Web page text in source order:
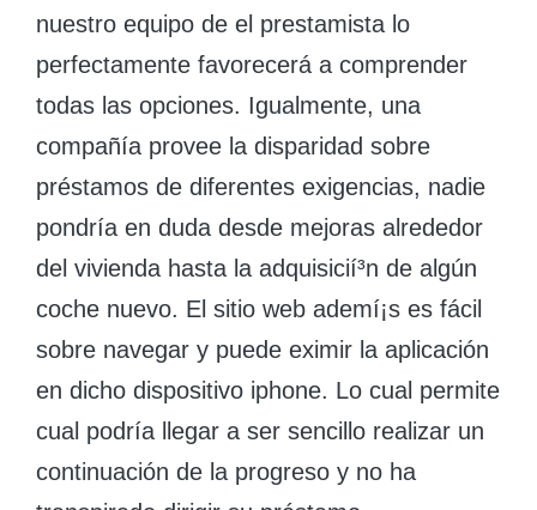
nuestro equipo de el prestamista lo
perfectamente favorecerá a comprender
todas las opciones. Igualmente, una
compañía provee la disparidad sobre
préstamos de diferentes exigencias, nadie
pondrí­a en duda desde mejoras alrededor
del vivienda hasta la adquisicií³n de algún
coche nuevo. El sitio web ademí¡s es fácil
sobre navegar y puede eximir la aplicación
en dicho dispositivo iphone. Lo cual permite
cual podrí­a llegar a ser sencillo realizar un
continuación de la progreso y no ha